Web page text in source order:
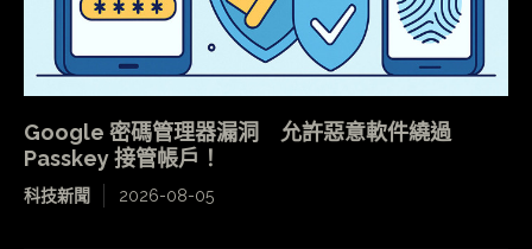
Google 密碼管理器漏洞 允許惡意軟件繞過
Passkey 接管帳戶！
科技新聞 2026-08-05